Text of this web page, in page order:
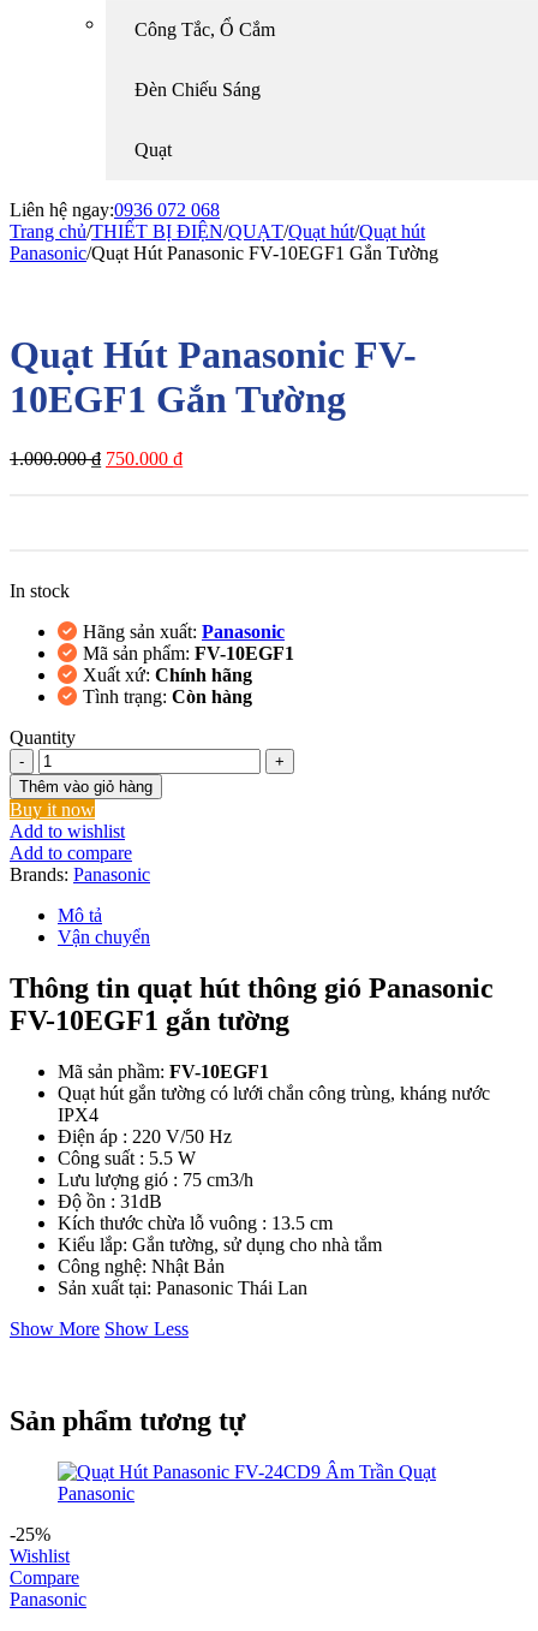
Công Tắc, Ổ Cắm
Đèn Chiếu Sáng
Quạt
Liên hệ ngay:0936 072 068
Trang chủ/THIẾT BỊ ĐIỆN/QUẠT/Quạt hút/Quạt hút
Panasonic/Quạt Hút Panasonic FV-10EGF1 Gắn Tường
Quạt Hút Panasonic FV-
10EGF1 Gắn Tường
1.000.000₫ Giá
750.000 ₫Giá
In stock
Hãng sản xuất: Panasonic
Mã sản phẩm: FV-10EGF1
Xuất xứ: Chính hãng
Tình trạng: Còn hàng
Quantity
Quạt
Hút
Panasonic
FV-
10EGF1
Gắn
Tường
số
lượng
Thêm vào giỏ hàng
Buy it now
Add to wishlist
Add to compare
Brands: Panasonic
Mô tả
Vận chuyển
Thông tin quạt hút thông gió Panasonic
FV-10EGF1 gắn tường
Mã sản phầm: FV-10EGF1
Quạt hút gắn tường có lưới chắn công trùng, kháng nước
IPX4
Điện áp : 220 V/50 Hz
Công suất : 5.5 W
Lưu lượng gió : 75 cm3/h
Độ ồn : 31dB
Kích thước chừa lỗ vuông : 13.5 cm
Kiểu lắp: Gắn tường, sử dụng cho nhà tắm
Công nghệ: Nhật Bản
Sản xuất tại: Panasonic Thái Lan
Show More Show Less
Sản phẩm tương tự
-25%
Wishlist
Compare
Panasonic